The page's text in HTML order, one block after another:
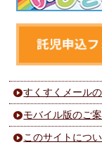
すくすくメール
モバイル版のご
このサイトにつ